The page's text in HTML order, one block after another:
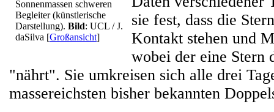
Sonnenmassen schweren
Begleiter (künstlerische
Darstellung). Bild: UCL / J.
daSilva [Großansicht]
sie fest, dass die
Kontakt stehen und
wobei der eine Stern
"nährt". Sie umkreisen sich alle drei
massereichsten bisher bekannten